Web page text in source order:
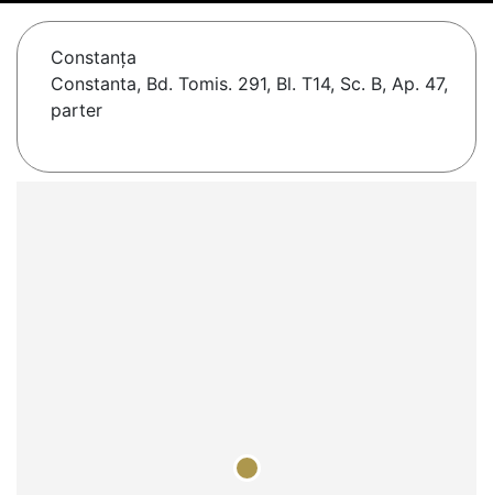
Constanţa
Constanta, Bd. Tomis. 291, Bl. T14, Sc. B, Ap. 47,
parter